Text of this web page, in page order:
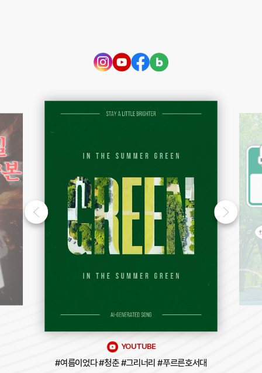
INSTAGRAM
#통학 #노선 #예약 #기업은행